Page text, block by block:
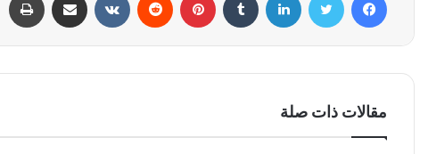
مقالات ذات صلة